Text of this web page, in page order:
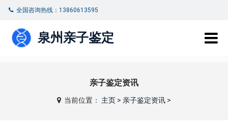
全国咨询热线：13860613595
泉州亲子鉴定
亲子鉴定资讯
当前位置： 主页> 亲子鉴定资讯>